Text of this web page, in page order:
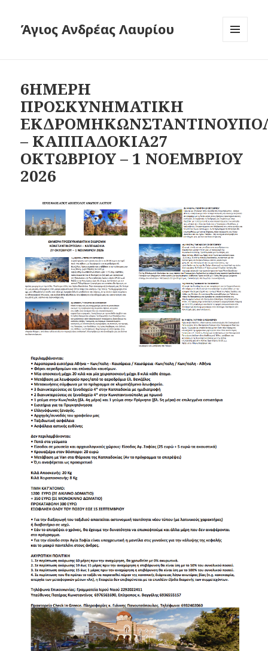
Άγιος Ανδρέας Λαυρίου
6ΗΜΕΡΗ
ΠΡΟΣΚΥΝΗΜΑΤΙΚΗ
– ΚΑΠΠΑΔΟΚΙΑ27
ΟΚΤΩΒΡΙΟΥ – 1 ΝΟΕΜΒΡΙΟΥ
2026